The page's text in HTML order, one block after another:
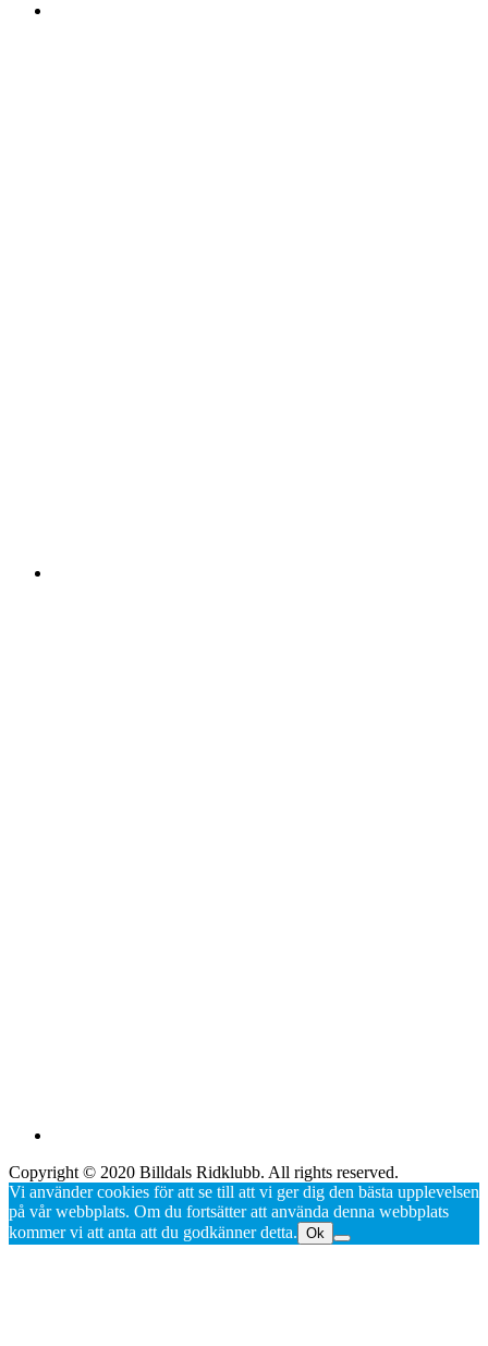
Copyright © 2020 Billdals Ridklubb. All rights reserved.
Vi använder cookies för att se till att vi ger dig den bästa upplevelsen
på vår webbplats. Om du fortsätter att använda denna webbplats
kommer vi att anta att du godkänner detta. Ok